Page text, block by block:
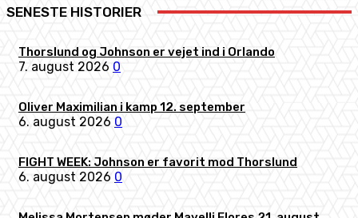
SENESTE HISTORIER
Thorslund og Johnson er vejet ind i Orlando
7. august 2026 0
Oliver Maximilian i kamp 12. september
6. august 2026 0
FIGHT WEEK: Johnson er favorit mod Thorslund
6. august 2026 0